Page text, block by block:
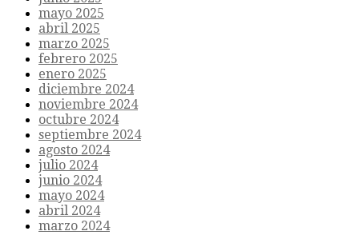
mayo 2025
abril 2025
marzo 2025
febrero 2025
enero 2025
diciembre 2024
noviembre 2024
octubre 2024
septiembre 2024
agosto 2024
julio 2024
junio 2024
mayo 2024
abril 2024
marzo 2024